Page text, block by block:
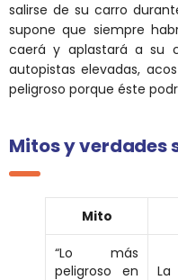
salirse de su carro
supone que siempre
caerá y aplastará a su
autopistas elevadas,
peligroso porque éste
Mitos y verdades
Mito
“Lo más
peligroso en